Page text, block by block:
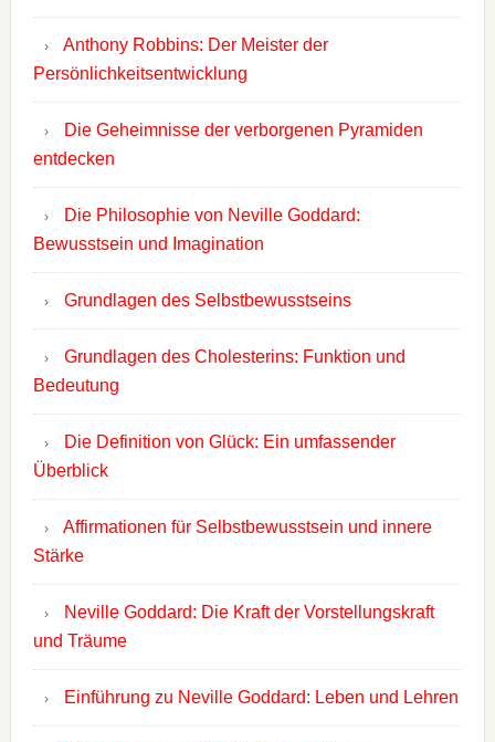
Anthony Robbins: Der Meister der
Persönlichkeitsentwicklung
Die Geheimnisse der verborgenen Pyramiden
entdecken
Die Philosophie von Neville Goddard:
Bewusstsein und Imagination
Grundlagen des Selbstbewusstseins
Grundlagen des Cholesterins: Funktion und
Bedeutung
Die Definition von Glück: Ein umfassender
Überblick
Affirmationen für Selbstbewusstsein und innere
Stärke
Neville Goddard: Die Kraft der Vorstellungskraft
und Träume
Einführung zu Neville Goddard: Leben und Lehren